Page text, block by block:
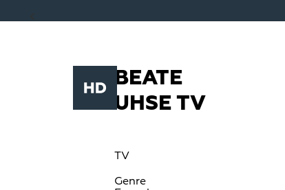
BEATE
UHSE TV
TV
Genre